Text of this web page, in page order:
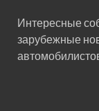
Интересные
зарубежные